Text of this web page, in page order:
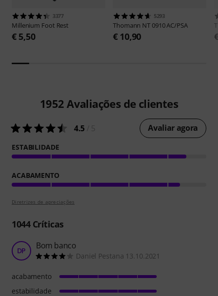
3377
Millenium Foot Rest
€ 5,50
5293
Thomann NT 0910 AC/PSA
€ 10,90
1952 Avaliações de clientes
4.5 Avaliar agora
ESTABILIDADE
ACABAMENTO
Diretrizes de apreciações
1044Críticas
DP Bom banco
Daniel Pestana 13.10.2021
acabamento
estabilidade